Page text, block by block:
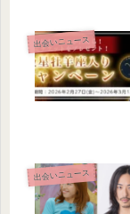
出会いニュース
出会いニュース